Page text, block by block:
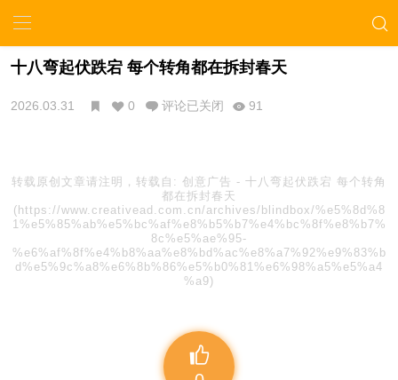
十八弯起伏跌宕 每个转角都在拆封春天
2026.03.31 0 评论已关闭 91
转载原创文章请注明，转载自: 创意广告 - 十八弯起伏跌宕 每个转角
都在拆封春天
(https://www.creativead.com.cn/archives/blindbox/%e5%8d%8
1%e5%85%ab%e5%bc%af%e8%b5%b7%e4%bc%8f%e8%b7%
8c%e5%ae%95-
%e6%af%8f%e4%b8%aa%e8%bd%ac%e8%a7%92%e9%83%b
d%e5%9c%a8%e6%8b%86%e5%b0%81%e6%98%a5%e5%a4
%a9)